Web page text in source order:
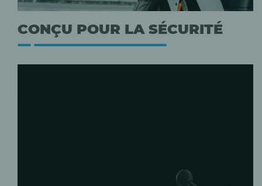
CONÇU POUR LA SÉCURITÉ